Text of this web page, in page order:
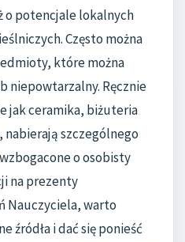
o potencjale lokalnych
Często można
które można
niepowtarzalny. Ręcznie
jak ceramika, biżuteria
szczególnego
o osobisty
na prezenty
Nauczyciela, warto
źródła i dać się ponieść